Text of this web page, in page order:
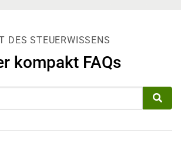
DES STEUERWISSENS
kompakt FAQs